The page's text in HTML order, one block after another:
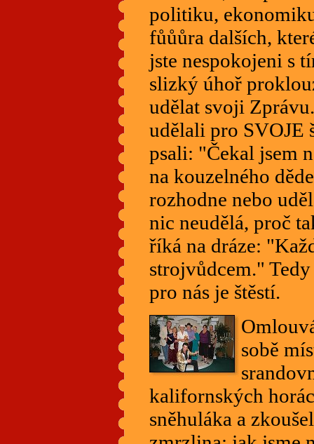
politiku,
fůůůra dalších,
jste nespokojeni s
slizký úhoř
udělat svoji
udělali pro SVOJE
psali: "Čekal jsem
na kouzelného
rozhodne nebo
nic neudělá, proč
říká na dráze:
strojvůdcem."
pro nás je štěstí.
sobě
kalifornských
sněhuláka a